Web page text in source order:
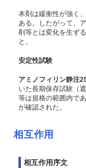
本剤は緩衝性が強く
ある。したがって、
剤等とは変化を生ず
と。
安定性試験
アミノフィリン静注
いた長期保存試験（
等は規格の範囲内で
が確認された。
相互作用
相互作用序文